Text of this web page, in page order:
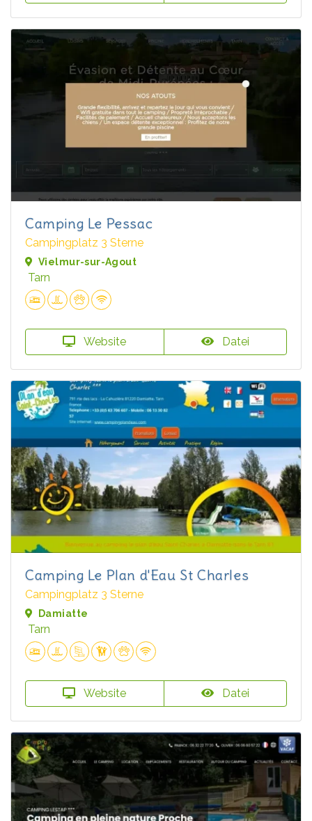
Camping Le Pessac
Campingplatz 3 Sterne
Vielmur-sur-Agout
Tarn
Website Datei
Camping Le Plan d'Eau St Charles
Campingplatz 3 Sterne
Damiatte
Tarn
Website Datei